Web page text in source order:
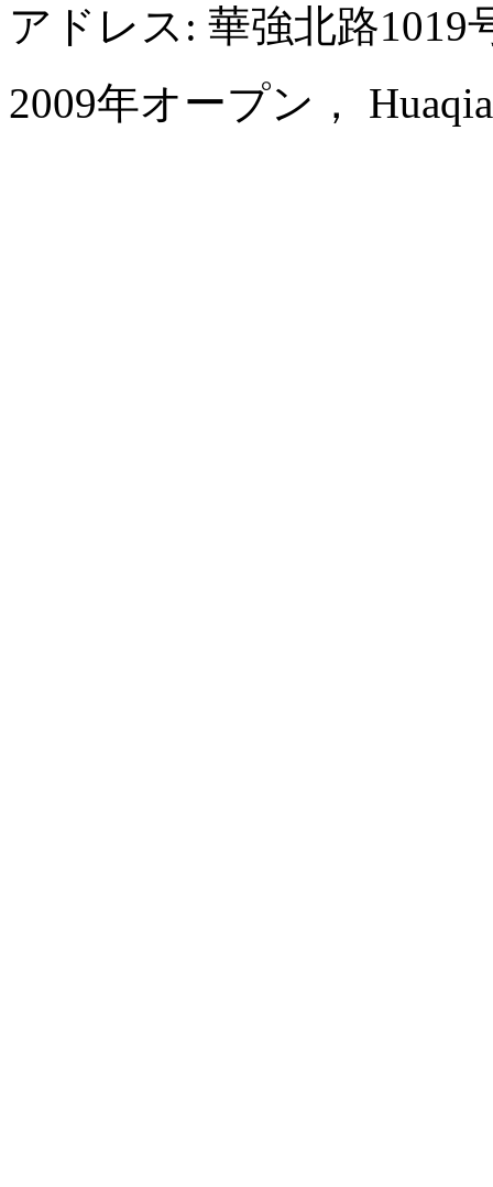
アドレス: 華強北路
2009年オープン，